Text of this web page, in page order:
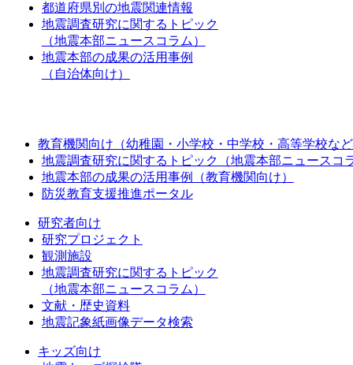
都道府県別の地震関連情報
地震調査研究に関するトピック
（地震本部ニュースコラム）
地震本部の成果の活用事例
（自治体向け）
教育機関向け（幼稚園・小学校・中学校・高等学校な
地震調査研究に関するトピック（地震本部ニュースコ
地震本部の成果の活用事例（教育機関向け）
防災教育支援推進ポータル
研究者向け
研究プロジェクト
観測施設
地震調査研究に関するトピック
（地震本部ニュースコラム）
文献・歴史資料
地震記象紙画像データ検索
キッズ向け